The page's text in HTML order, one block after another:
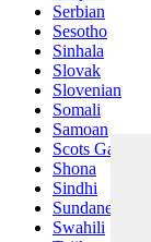
Serbian
Sesotho
Sinhala
Slovak
Slovenian
Somali
Samoan
Scots Gaelic
Shona
Sindhi
Sundanese
Swahili